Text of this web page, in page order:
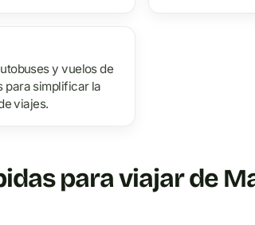
y vuelos de
para simplificar la
viajes.
para viajar de